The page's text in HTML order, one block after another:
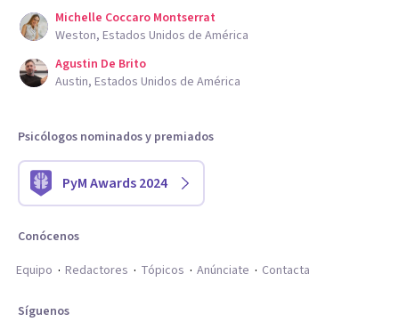
Michelle Coccaro Montserrat
Weston, Estados Unidos de América
Agustin De Brito
Austin, Estados Unidos de América
Psicólogos nominados y premiados
PyM Awards 2024
Conócenos
Equipo
Redactores Tópicos Anúnciate Contacta
Síguenos